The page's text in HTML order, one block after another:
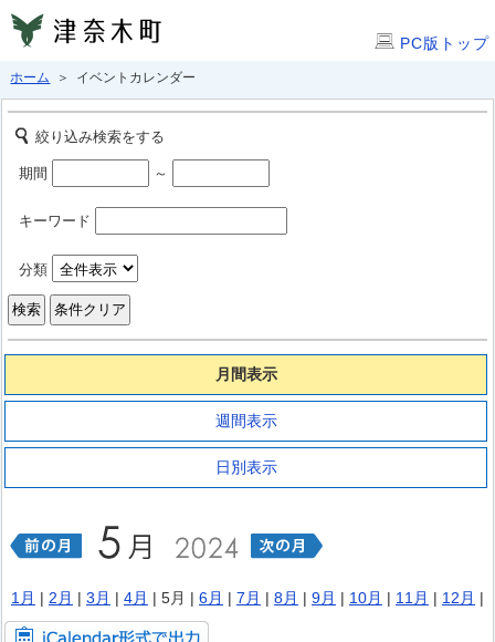
PC版トップ
ホーム ＞ イベントカレンダー
絞り込み検索をする
期間 ～
キーワード
分類
月間表示
週間表示
日別表示
1月 | 2月 | 3月 | 4月 | 5月 | 6月 | 7月 | 8月 | 9月 | 10月 | 11月 | 12月 |